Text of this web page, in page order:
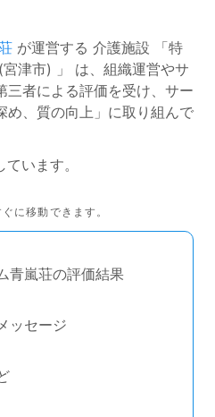
が運営する 介護施設 「特
津市) 」 は、組織運営やサ
三者による評価を受け、サー
め、質の向上」に取り組んで
います。
ーションリンクです。
に移動できます。
青嵐荘の評価結果
ッセージ